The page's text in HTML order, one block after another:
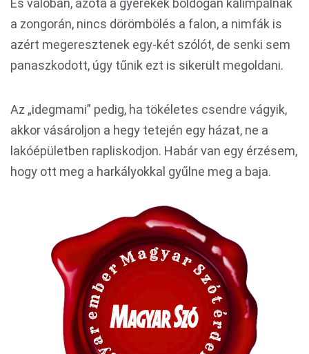
És valóban, azóta a gyerekek boldogan kalimpálnak
a zongorán, nincs dörömbölés a falon, a nimfák is
azért megeresztenek egy-két szólót, de senki sem
panaszkodott, úgy tűnik ezt is sikerült megoldani.
Az „idegmami” pedig, ha tökéletes csendre vágyik,
akkor vásároljon a hegy tetején egy házat, ne a
lakóépületben rapliskodjon. Habár van egy érzésem,
hogy ott meg a harkályokkal gyűlne meg a baja.